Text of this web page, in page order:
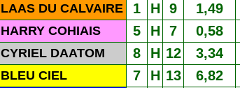
LAAS DU CALVAIRE 1 H 9 1,49
HARRY COHIAIS 5 H 7 0,58
CYRIEL DAATOM 8 H 12 3,34
BLEU CIEL 7 H 13 6,82